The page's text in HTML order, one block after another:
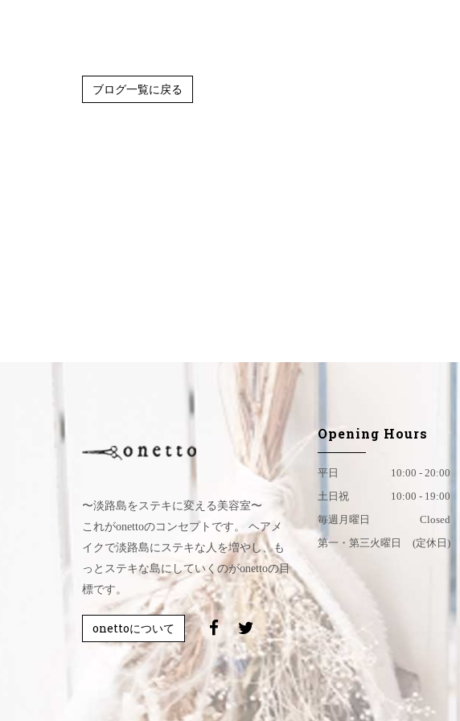
ブログ一覧に戻る
〜淡路島をステキに変える美容室〜
これがonettoのコンセプトです。 ヘアメ
イクで淡路島にステキな人を増やし、も
っとステキな島にしていくのがonettoの目
標です。
onettoについて
Opening Hours
平日
10:00 - 20:00
土日祝
10:00 - 19:00
毎週月曜日
Closed
第一・第三火曜日
(定休日)